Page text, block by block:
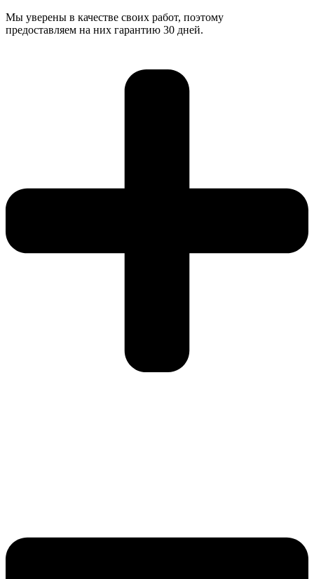
Мы уверены в качестве своих работ, поэтому
предоставляем на них гарантию 30 дней.